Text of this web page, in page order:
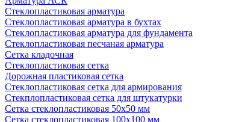
Cтеклопластиковая арматура
Стеклопластиковая арматура в бухтах
Стеклопластиковая арматура для фундамента
Стеклопластиковая песчаная арматура
Сетка кладочная
Стеклопластиковая сетка
Дорожная пластиковая сетка
Стеклопластиковая сетка для армирования
Стекплопластиковая сетка для штукатурки
Сетка стеклопластиковая 50x50 мм
Сетка стеклопластиковая 100x100 мм